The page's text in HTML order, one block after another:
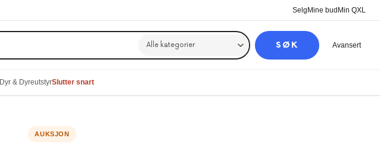
SelgMine budMin QXL
SØK Avansert
Dyr & DyreutstyrSlutter snart